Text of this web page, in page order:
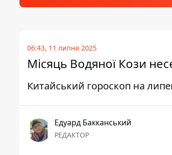
06:43, 11 липня 2025
Місяць Водяної Кози
Китайський гороскоп на
Едуард Бакканський
РЕДАКТОР